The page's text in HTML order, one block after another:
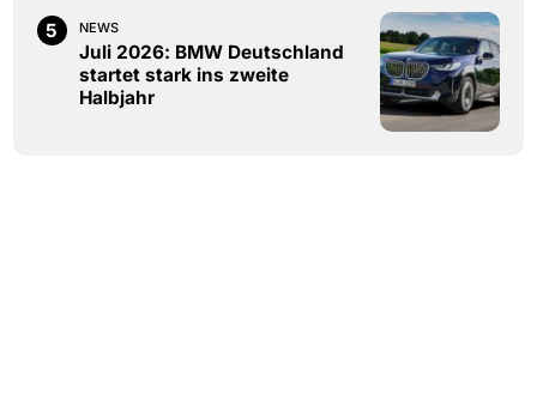
5 NEWS
Juli 2026: BMW Deutschland
startet stark ins zweite
Halbjahr